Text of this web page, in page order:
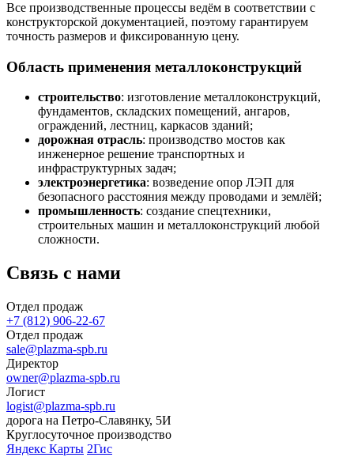
Все производственные процессы ведём в соответствии с
конструкторской документацией, поэтому гарантируем
точность размеров и фиксированную цену.
Область применения металлоконструкций
строительство: изготовление металлоконструкций,
фундаментов, складских помещений, ангаров,
ограждений, лестниц, каркасов зданий;
дорожная отрасль: производство мостов как
инженерное решение транспортных и
инфраструктурных задач;
электроэнергетика: возведение опор ЛЭП для
безопасного расстояния между проводами и землёй;
промышленность: создание спецтехники,
строительных машин и металлоконструкций любой
сложности.
Связь с нами
Отдел продаж
+7 (812) 906-22-67
Отдел продаж
sale@plazma-spb.ru
Директор
owner@plazma-spb.ru
Логист
logist@plazma-spb.ru
дорога на Петро-Славянку, 5И
Круглосуточное производство
Яндекс Карты 2Гис